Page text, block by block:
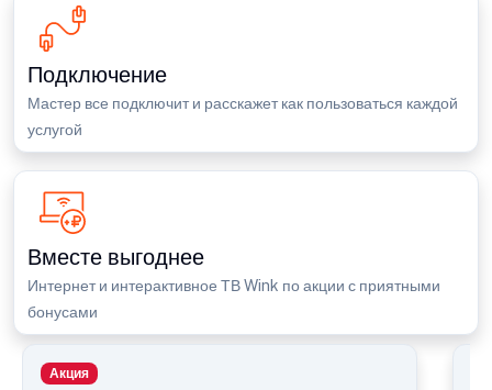
Подключение
Мастер все подключит и расскажет как пользоваться каждой
услугой
Вместе выгоднее
Интернет и интерактивное ТВ Wink по акции с приятными
бонусами
Акция